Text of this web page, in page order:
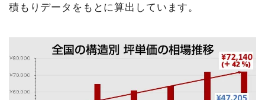
積もりデータをもとに算出しています。